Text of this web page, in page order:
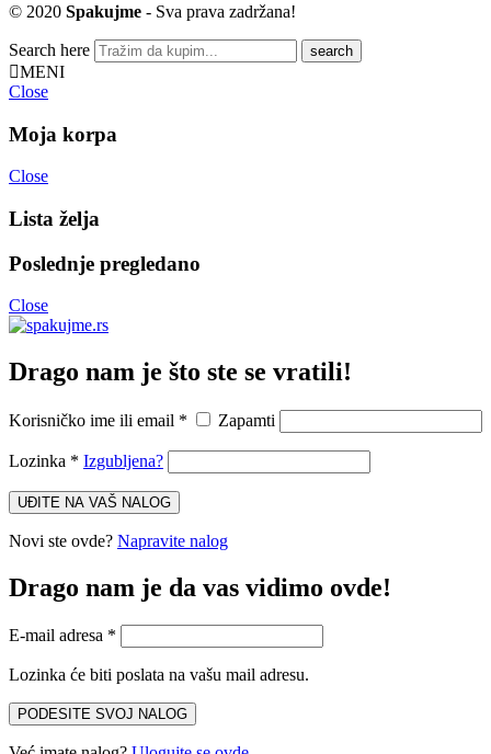
© 2020 Spakujme - Sva prava zadržana!
Search here
MENI
Close
Moja korpa
Close
Lista želja
Poslednje pregledano
Close
Drago nam je što ste se vratili!
Korisničko ime ili email * Zapamti
Lozinka * Izgubljena?
UĐITE NA VAŠ NALOG
Novi ste ovde? Napravite nalog
Drago nam je da vas vidimo ovde!
E-mail adresa *
Lozinka će biti poslata na vašu mail adresu.
PODESITE SVOJ NALOG